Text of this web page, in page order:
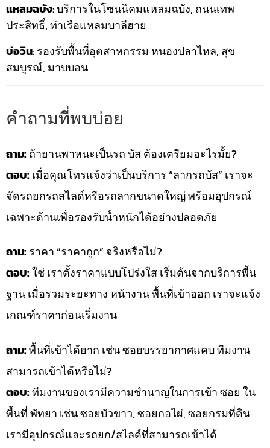
แหลมฉบัง: บริการในโซนนิคมแหลมฉบัง, ถนนเทพ
ประสิทธิ์, ท่าเรือแหลมบาลีฮาย
บ่อวิน: รองรับพื้นที่อุตสาหกรรม หนองปลาไหล, สุข
สมบูรณ์, มาบบอน
คำถามที่พบบ่อย
ถาม:ถ้ายานพาหนะเป็นรถ บัส ต้องเตรียมอะไรมั้ย?
ตอบ:เมื่อคุณโทรแจ้งว่าเป็นบริการ “ลากรถบัส” เราจะ
จัดรถยกรถสไลด์หรือรถลากขนาดใหญ่ พร้อมอุปกรณ์
เฉพาะด้านเพื่อรองรับน้ำหนักได้อย่างปลอดภัย
ถาม:ราคา “ราคาถูก” จริงหรือไม่?
ตอบ:ใช่ เราตั้งราคาแบบโปร่งใส เริ่มต้นจากบริการพื้น
ฐาน เมื่อรวมระยะทาง หน้างาน พื้นที่เข้าออก เราจะแจ้ง
เกณฑ์ราคาก่อนเริ่มงาน
ถาม:พื้นที่เข้าได้ยาก เช่น ซอยบรรยากาศแคบ ทีมงาน
สามารถเข้าได้หรือไม่?
ตอบ:ทีมงานของเรามีความชำนาญในการเข้า ซอย ใน
พื้นที่ พัทยา เช่น ซอยบัวขาว, ซอยกอไผ่, ซอยกรมที่ดิน
เรามีอุปกรณ์และรถยก/สไลด์ที่สามารถเข้าได้